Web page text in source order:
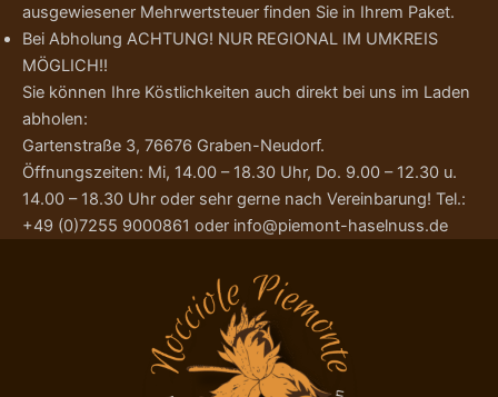
ausgewiesener Mehrwertsteuer finden Sie in Ihrem Paket.
Bei Abholung ACHTUNG! NUR REGIONAL IM UMKREIS
MÖGLICH!!
Sie können Ihre Köstlichkeiten auch direkt bei uns im Laden
abholen:
Gartenstraße 3, 76676 Graben-Neudorf.
Öffnungszeiten: Mi, 14.00 – 18.30 Uhr, Do. 9.00 – 12.30 u.
14.00 – 18.30 Uhr oder sehr gerne nach Vereinbarung! Tel.:
+49 (0)7255 9000861 oder info@piemont-haselnuss.de